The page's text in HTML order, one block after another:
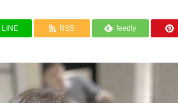
LINE RSS feedly